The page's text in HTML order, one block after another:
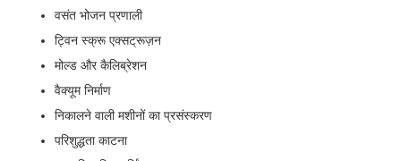
वसंत भोजन प्रणाली
ट्विन स्क्रू एक्सट्रूज़न
मोल्ड और कैलिब्रेशन
वैक्यूम निर्माण
निकालने वाली मशीनों का प्रसंस्करण
परिशुद्धता काटना